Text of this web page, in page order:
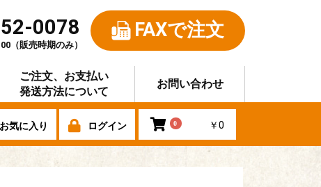
0078
（販売時期のみ）
FAXで注文
ご注文、お支払い
発送方法について
お問い合わせ
お気に入り ログイン 0 ￥0